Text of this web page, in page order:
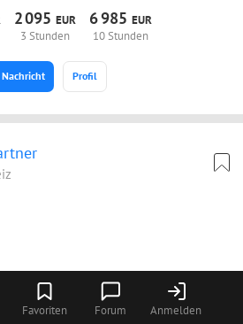
Favoriten Forum Anmelden
2095EUR
3 Stunden
6985EUR
10 Stunden
Profil
Nachricht